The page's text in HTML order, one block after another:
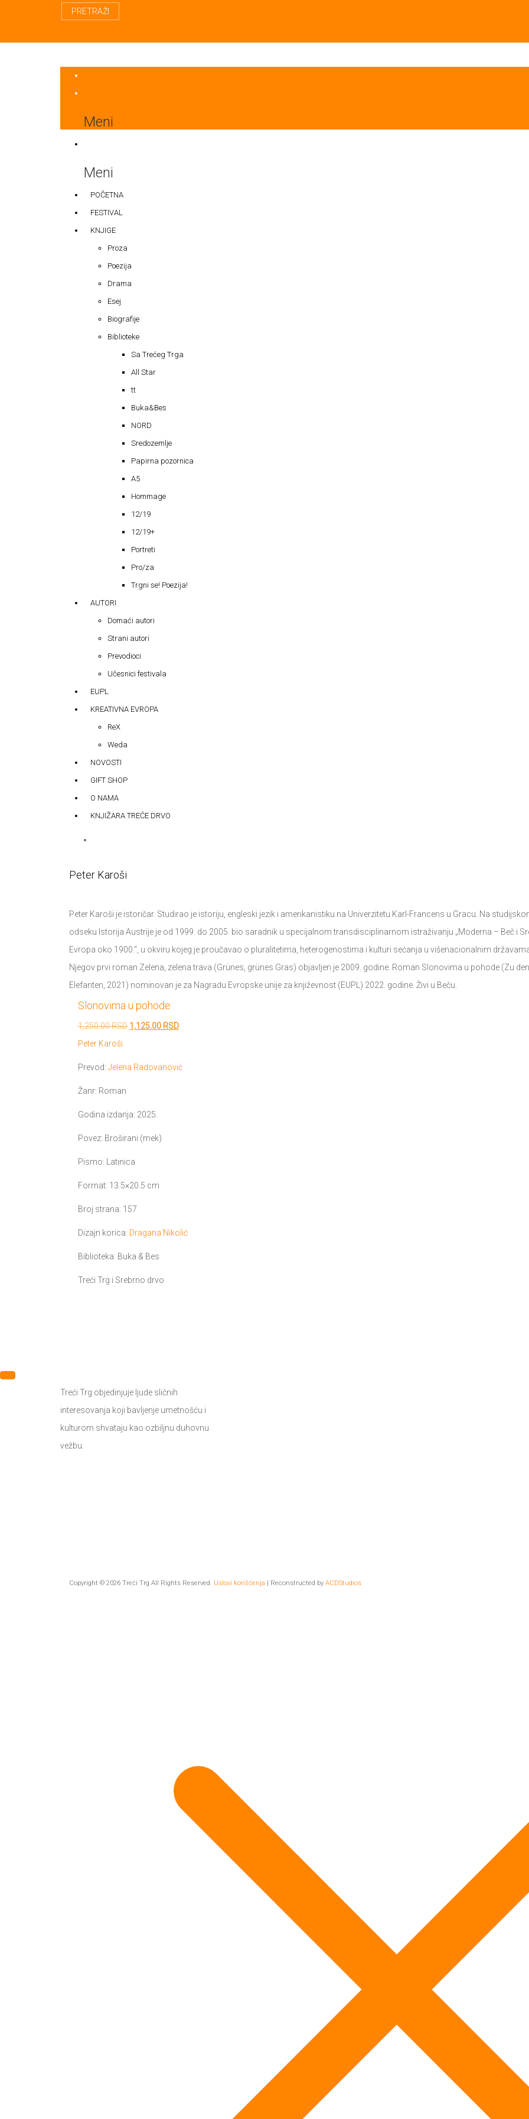
PRETRAŽI
Meni
Meni
POČETNA
FESTIVAL
KNJIGE
Proza
Poezija
Drama
Esej
Biografije
Biblioteke
Sa Trećeg Trga
All Star
tt
Buka&Bes
NORD
Sredozemlje
Papirna pozornica
A5
Hommage
12/19
12/19+
Portreti
Pro/za
Trgni se! Poezija!
AUTORI
Domaći autori
Strani autori
Prevodioci
Učesnici festivala
EUPL
KREATIVNA EVROPA
ReX
Weda
NOVOSTI
GIFT SHOP
O NAMA
KNJIŽARA TREĆE DRVO
Peter Karoši
Peter Karoši je istoričar. Studirao je istoriju, engleski jezik i amerikanistiku na Univerzitetu Karl-Francens u Gracu. Na
odseku Istorija Austrije je od 1999. do 2005. bio saradnik u specijalnom transdisciplinarnom istraživanju „Moderna – Beč i
Evropa oko 1900.“, u okviru kojeg je proučavao o pluralitetima, heterogenostima i kulturi sećanja u višenacionalnim
Njegov prvi roman Zelena, zelena trava (Grünes, grünes Gras) objavljen je 2009. godine. Roman Slonovima u pohode (Zu den
Elefanten, 2021) nominovan je za Nagradu Evropske unije za književnost (EUPL) 2022. godine. Živi u Beču.
Slonovima u pohode
1,250.00RSD Originalna
1,125.00 RSDTrenutna
Peter Karoši
Prevod: Jelena Radovanović
Žanr: Roman
Godina izdanja: 2025.
Povez: Broširani (mek)
Pismo: Latinica
Format: 13.5×20.5 cm
Broj strana: 157
Dizajn korica: Dragana Nikolić
Biblioteka: Buka & Bes
Treći Trg i Srebrno drvo
Treći Trg objedinjuje ljude sličnih
interesovanja koji bavljenje umetnošću i
kulturom shvataju kao ozbiljnu duhovnu
vežbu.
Copyright © 2026 Treći Trg All Rights Reserved. Uslovi korišćenja | Reconstructed by ACDStudios